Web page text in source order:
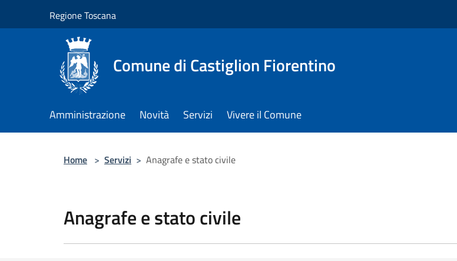
Regione Toscana
Comune di Castiglion Fiorentino
Amministrazione Novità Servizi Vivere il Comune
Home > Servizi > Anagrafe e stato civile
Anagrafe e stato civile